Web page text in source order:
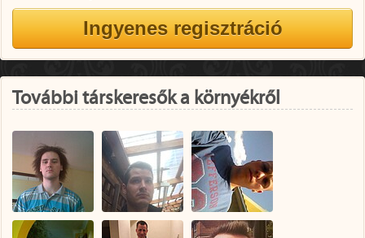
További társkeresők a környékről